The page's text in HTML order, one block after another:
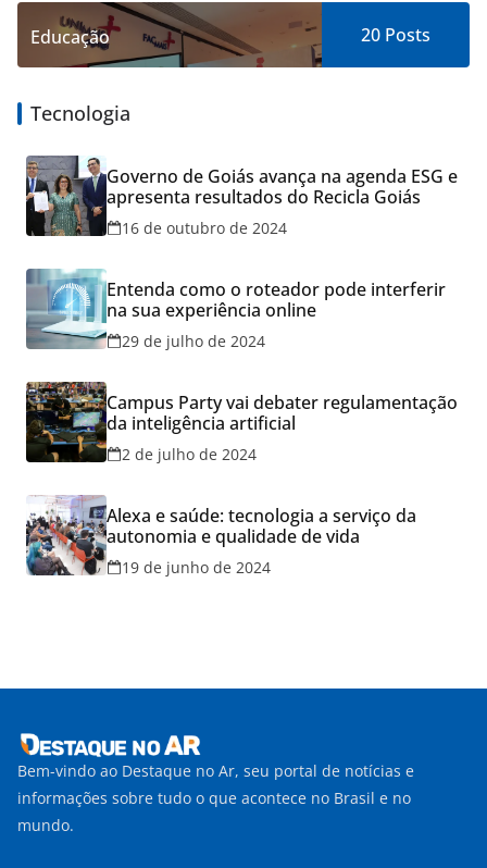
Educação 20 Posts
Tecnologia
Governo de Goiás avança na agenda ESG e
apresenta resultados do Recicla Goiás
16 de outubro de 2024
Entenda como o roteador pode interferir
na sua experiência online
29 de julho de 2024
Campus Party vai debater regulamentação
da inteligência artificial
2 de julho de 2024
Alexa e saúde: tecnologia a serviço da
autonomia e qualidade de vida
19 de junho de 2024
Bem-vindo ao Destaque no Ar, seu portal de notícias e
informações sobre tudo o que acontece no Brasil e no
mundo.